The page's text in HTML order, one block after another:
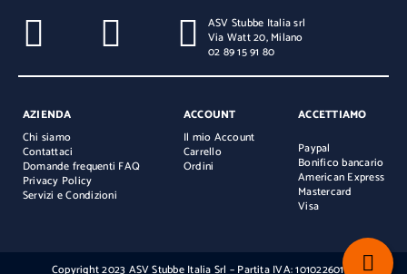
AZIENDA
Chi siamo
Contattaci
Domande frequenti FAQ
Privacy Policy
Servizi e Condizioni
ACCOUNT
Il mio Account
Carrello
Ordini
ASV Stubbe Italia srl
Via Watt 20, Milano
02 89 15 91 80
ACCETTIAMO
Paypal
Bonifico bancario
American Express
Mastercard
Visa
Copyright 2023 ASV Stubbe Italia Srl – Partita IVA: 10102260154